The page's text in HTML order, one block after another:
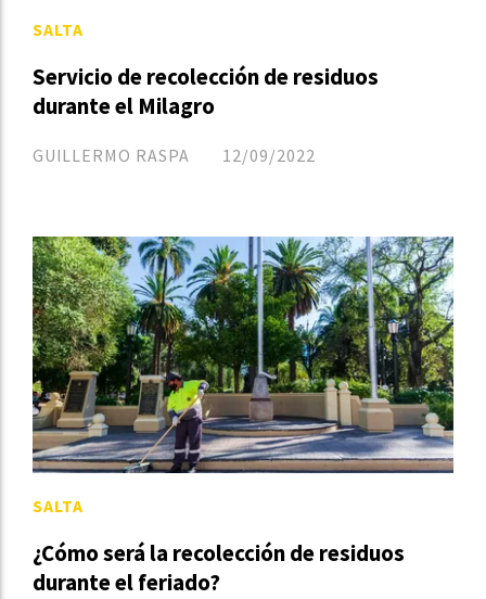
Servicio de recolección de residuos
durante el Milagro
GUILLERMO RASPA
SALTA
12/09/2022
¿Cómo será la recolección de residuos
durante el feriado?
SALTA